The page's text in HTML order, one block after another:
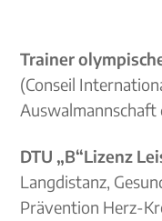
Trainer
(Conseil
DTU „B“Lizenz
Langdistanz,
Prävention Herz-